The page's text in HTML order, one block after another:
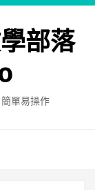
部落
單易操作